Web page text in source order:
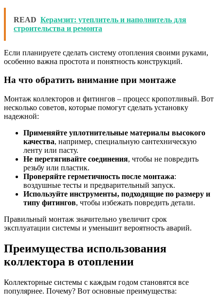
READ Керамзит: утеплитель и наполнитель для
строительства и ремонта
Если планируете сделать систему отопления своими руками,
особенно важна простота и понятность конструкций.
На что обратить внимание при монтаже
Монтаж коллекторов и фитингов – процесс кропотливый. Вот
несколько советов, которые помогут сделать установку
надежной:
Применяйте уплотнительные материалы высокого
качества, например, специальную сантехническую
ленту или пасту.
Не перетягивайте соединения, чтобы не повредить
резьбу или пластик.
Проверяйте герметичность после монтажа:
воздушные тесты и предварительный запуск.
Используйте инструменты, подходящие по размеру и
типу фитингов, чтобы избежать повредить детали.
Правильный монтаж значительно увеличит срок
эксплуатации системы и уменьшит вероятность аварий.
Преимущества использования
коллектора в отоплении
Коллекторные системы с каждым годом становятся все
популярнее. Почему? Вот основные преимущества: